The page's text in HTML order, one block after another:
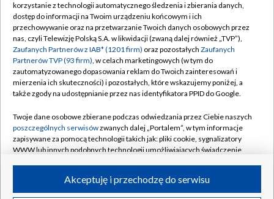
TVP
Abonament TVP
Emisja w TVP
Centrum informacji TVP
Naziemna Telewizja Cyfrowa
Rada Programowa
System NOS
Informacje o nadawcy
Program dla prasy
Regulamin TVP
Polityka prywatności
Moje zgody
Pomoc
Kontakt
Kanały
korzystanie z technologii automatycznego śledzenia i zbierania danych,
dostęp do informacji na Twoim urządzeniu końcowym i ich
przechowywanie oraz na przetwarzanie Twoich danych osobowych przez
nas, czyli Telewizję Polską S.A. w likwidacji (zwaną dalej również „TVP”),
Zaufanych Partnerów z IAB* (1201 firm) oraz pozostałych Zaufanych
Partnerów TVP (93 firm), w celach marketingowych (w tym do
zautomatyzowanego dopasowania reklam do Twoich zainteresowań i
mierzenia ich skuteczności) i pozostałych, które wskazujemy poniżej, a
także zgody na udostępnianie przez nas identyfikatora PPID do Google.
Twoje dane osobowe zbierane podczas odwiedzania przez Ciebie naszych
poszczególnych serwisówzwanych dalej „Portalem”, w tym informacje
zapisywane za pomocą technologii takich jak: pliki cookie, sygnalizatory
WWW lub innych podobnych technologii umożliwiających świadczenie
ruchu w Internecie.Akceptuję i przechodzę do serwisu